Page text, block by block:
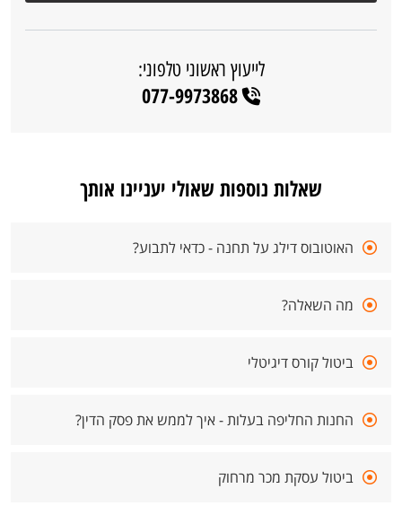
לייעוץ ראשוני טלפוני:
077-9973868
שאלות נוספות שאולי יעניינו אותך
האוטובוס דילג על תחנה - כדאי לתבוע?
מה השאלה?
ביטול קורס דיגיטלי
החנות החליפה בעלות - איך לממש את פסק הדין?
ביטול עסקת מכר מרחוק